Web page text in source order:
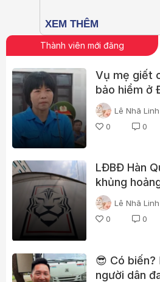
Thành viên mới đăng
Vụ mẹ giết
bảo hiểm ở
phát hiện
Lê Nhã Linh
0
0
LĐBĐ Hàn
khủng
gái gọi cho
đột kích trụ
Lê Nhã Linh
0
0
😎 Có biến?
người dân